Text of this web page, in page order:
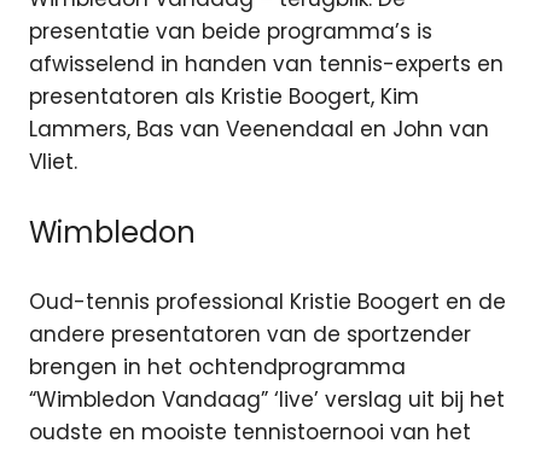
presentatie van beide programma’s is
afwisselend in handen van tennis-experts en
presentatoren als Kristie Boogert, Kim
Lammers, Bas van Veenendaal en John van
Vliet.
Wimbledon
Oud-tennis professional Kristie Boogert en de
andere presentatoren van de sportzender
brengen in het ochtendprogramma
“Wimbledon Vandaag” ‘live’ verslag uit bij het
oudste en mooiste tennistoernooi van het